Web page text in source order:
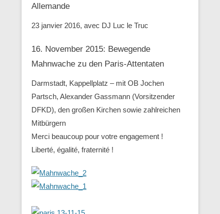
Allemande
23 janvier 2016, avec DJ Luc le Truc
16. November 2015: Bewegende
Mahnwache zu den ‪Paris-Attentaten
Darmstadt, Kappellplatz – mit OB Jochen
Partsch, Alexander Gassmann (Vorsitzender
‪‎DFKD), den großen Kirchen sowie zahlreichen
Mitbürgern
Merci beaucoup pour votre engagement !
Liberté, égalité, fraternité !